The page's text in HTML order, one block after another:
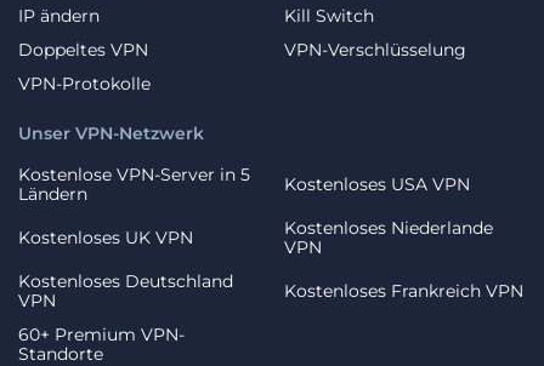
IP ändern
Kill Switch
Doppeltes VPN
VPN-Verschlüsselung
VPN-Protokolle
Unser VPN-Netzwerk
Kostenlose VPN-Server in 5
Ländern
Kostenloses USA VPN
Kostenloses UK VPN
Kostenloses Niederlande
VPN
Kostenloses Deutschland
VPN
Kostenloses Frankreich VPN
60+ Premium VPN-
Standorte